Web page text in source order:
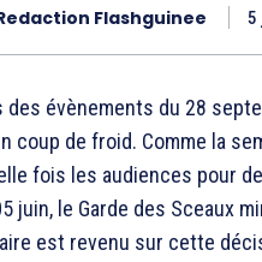
Flashguinee 5
des évènements du 28
coup de froid. Comme la
fois les audiences pour
juin, le Garde des Sceaux
est revenu sur cette